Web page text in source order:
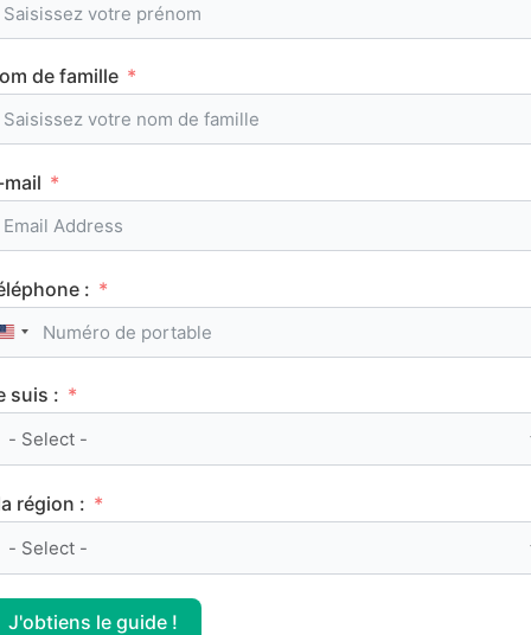
MÉTHODOLOGIE
Service Civique : les secrets d’une bonne lettre
de motivation
Les articles les
plus consultés
de famille
:
United States +1
suis :
région :
J'obtiens le guide !